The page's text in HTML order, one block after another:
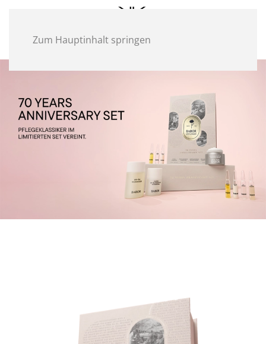
Zum Hauptinhalt springen